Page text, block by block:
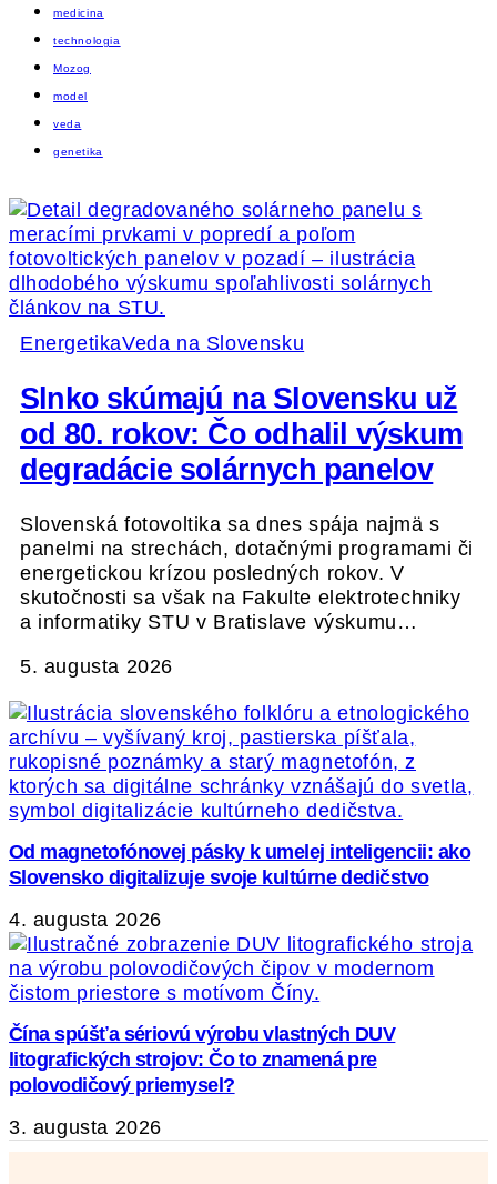
medicina
technologia
Mozog
model
veda
genetika
EnergetikaVeda na Slovensku
Slnko skúmajú na Slovensku už
od 80. rokov: Čo odhalil výskum
degradácie solárnych panelov
Slovenská fotovoltika sa dnes spája najmä s
panelmi na strechách, dotačnými programami či
energetickou krízou posledných rokov. V
skutočnosti sa však na Fakulte elektrotechniky
a informatiky STU v Bratislave výskumu…
5. augusta 2026
Od magnetofónovej pásky k umelej inteligencii: ako
Slovensko digitalizuje svoje kultúrne dedičstvo
4. augusta 2026
Čína spúšťa sériovú výrobu vlastných DUV
litografických strojov: Čo to znamená pre
polovodičový priemysel?
3. augusta 2026